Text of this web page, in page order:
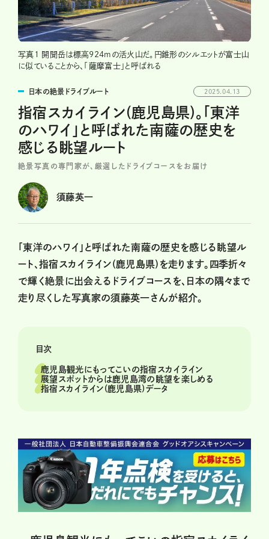
写真1 開聞岳は標高924mの活火山だ。円錐形のシルエットが富士山
に似ていることから、「薩摩富士」と呼ばれる
日本の絶景ドライブルート 2025.04.13
指宿スカイライン(鹿児島県)。「東洋
のハワイ」と呼ばれた南薩の歴史を
感じる眺望ルート
絶景写真の専門家が、厳選したドライブコースをお届け
須藤英一
「東洋のハワイ」と呼ばれた南薩の歴史を感じる眺望ル
ート、指宿スカイライン(鹿児島県)を走ります。四季折々
で輝く絶景に出会えるドライブコースを、日本の隅々まで
走り尽くした写真家の須藤英一さんが紹介。
目次
鹿児島観光にもってこいの指宿スカイライン
展望スポットからは鹿児島湾の眺望を楽しめる
指宿スカイライン(鹿児島県)データ